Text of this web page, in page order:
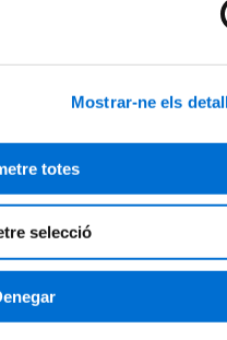
Mostrar-ne els
totes
selecció
en
en Fisioteràpia,
La millor manera de fer